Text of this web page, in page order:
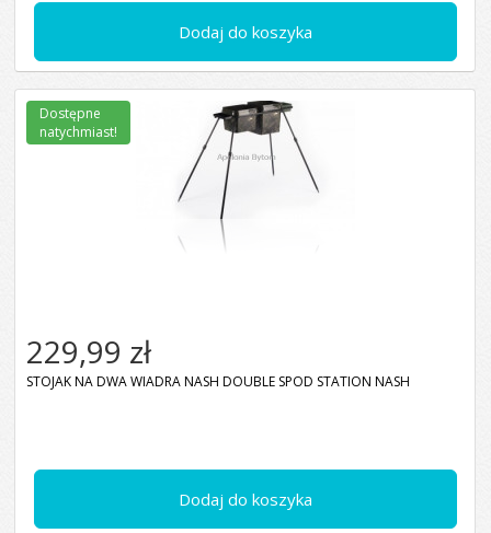
Dodaj do koszyka
Dodaj do koszyka
229,99 zł
STOJAK NA DWA WIADRA NASH DOUBLE SPOD STATION NASH
Dostępne
natychmiast!